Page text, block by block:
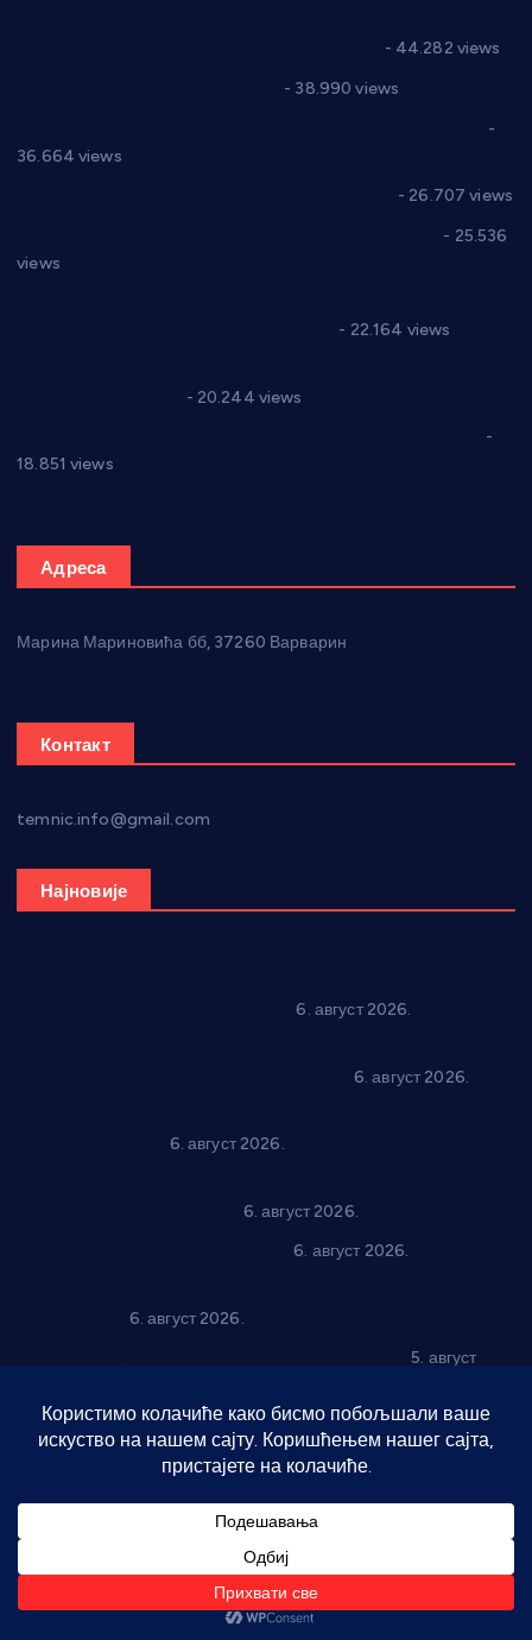
- 44.282 views
- 38.990 views
-
36.664 views
- 26.707 views
- 25.536
views
- 22.164 views
- 20.244 views
-
18.851 views
Адреса
Марина Мариновића бб, 37260 Варварин
Контакт
temnic.info@gmail.com
Најновије
6. август 2026.
6. август 2026.
6. август 2026.
6. август 2026.
6. август 2026.
6. август 2026.
5. август
Нова игралишта стижу у Бошњане, Доњи Катун и Парцане
5. август 2026.